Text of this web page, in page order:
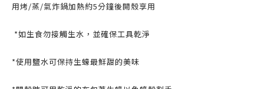
用烤/蒸/氣炸鍋加熱約5分鐘後開殼享用
*如生食勿接觸生水，並確保工具乾淨
*使用鹽水可保持生蠔最鮮甜的美味